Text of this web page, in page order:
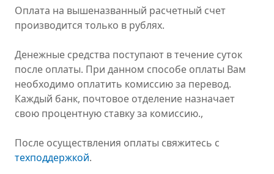
Оплата на вышеназванный расчетный счет
производится только в рублях.
Денежные средства поступают в течение суток
после оплаты. При данном способе оплаты Вам
необходимо оплатить комиссию за перевод.
Каждый банк, почтовое отделение назначает
свою процентную ставку за комиссию.,
После осуществления оплаты свяжитесь с
техподдержкой.